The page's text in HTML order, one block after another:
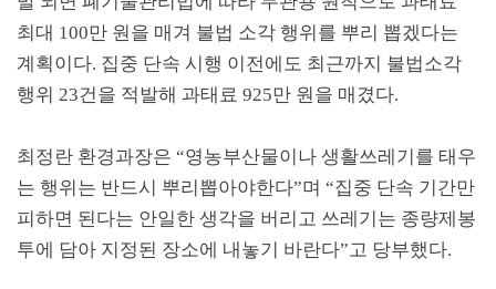
최대 100만 원을 매겨 불법 소각 행위를 뿌리 뽑겠다는
계획이다. 집중 단속 시행 이전에도 최근까지 불법소각
행위 23건을 적발해 과태료 925만 원을 매겼다.
최정란 환경과장은 “영농부산물이나 생활쓰레기를 태우
는 행위는 반드시 뿌리뽑아야한다”며 “집중 단속 기간만
피하면 된다는 안일한 생각을 버리고 쓰레기는 종량제봉
투에 담아 지정된 장소에 내놓기 바란다”고 당부했다.